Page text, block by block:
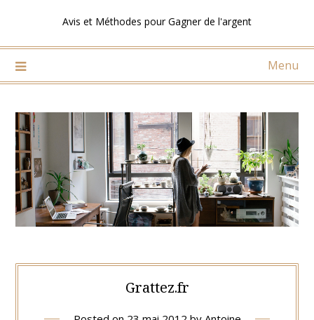
content
Avis et Méthodes pour Gagner de l'argent
Menu
Grattez.fr